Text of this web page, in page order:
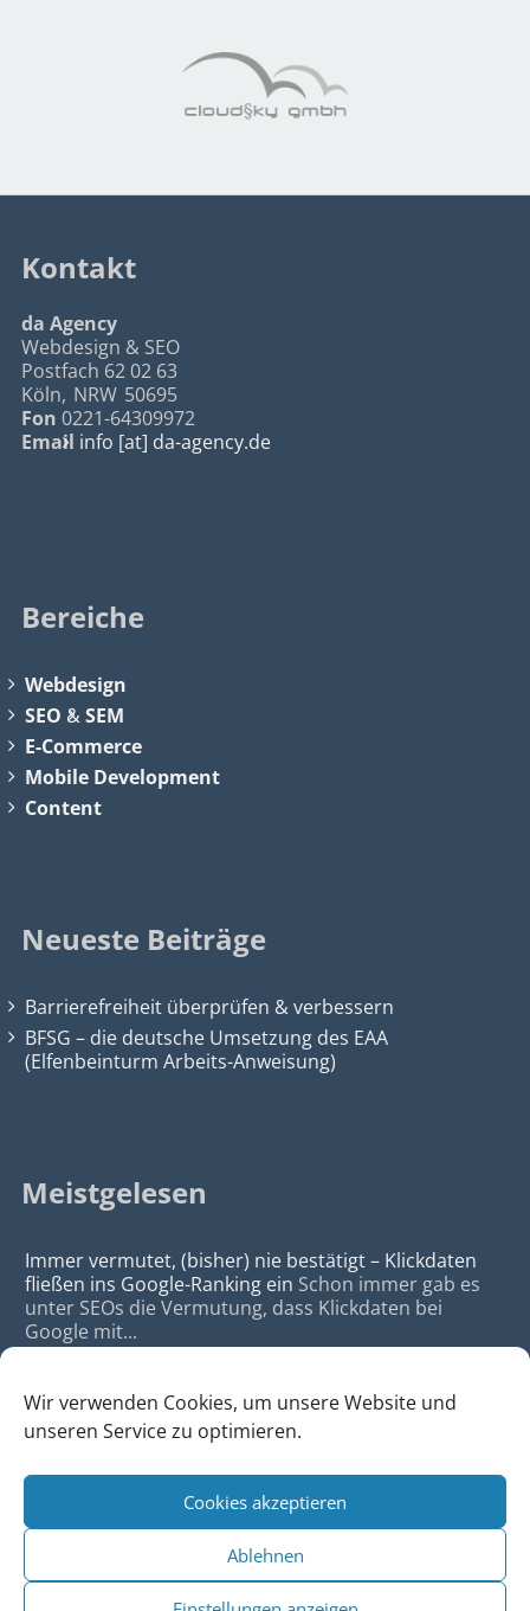
Wir verwenden Cookies, um unsere Website und
unseren Service zu optimieren.
Cookies akzeptieren
Ablehnen
Kontakt
da Agency
Webdesign & SEO
Postfach 62 02 63
Köln, NRW 50695
Fon 0221-64309972
Email info [at] da-agency.de
Bereiche
Webdesign
SEO &SEM
E-Commerce
Mobile Development
Content
Neueste Beiträge
Barrierefreiheit überprüfen & verbessern
BFSG – die deutsche Umsetzung des EAA
(Elfenbeinturm Arbeits-Anweisung)
Meistgelesen
Immer vermutet, (bisher) nie bestätigt – Klickdaten
fließen ins Google-Ranking ein Schon immer gab es
unter SEOs die Vermutung, dass Klickdaten bei
Google mit...
da Agency - Webagentur für Webdesign & SEO, Köln
•Webdesign Köln|SEO Köln|Sitemap|Impressum
|Datenschutz